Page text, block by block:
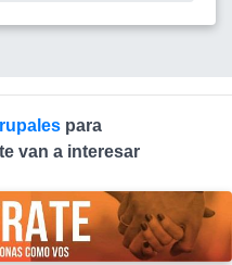
para
van a interesar